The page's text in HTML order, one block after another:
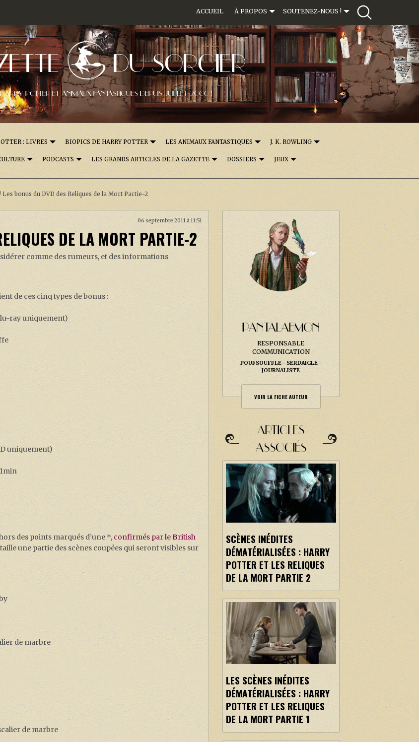
ACCUEIL À PROPOS SOUTENEZ-NOUS !
DU SORCIER
POTTER ET ANIMAUX FANTASTIQUES DEPUIS JUILLET 2000 !
: LIVRES BIOPICS DE HARRY POTTER LES ANIMAUX FANTASTIQUES J. K. ROWLING
PODCASTS LES GRANDS ARTICLES DE LA GAZETTE DOSSIERS JEUX
/ Les bonus du DVD des Reliques de la Mort Partie-2
06 septembre 2011 à 11:51
DE LA MORT PARTIE-2
comme des rumeurs, et des informations
de ces cinq types de bonus :
ray uniquement)
uniquement)
des points marqués d’une *,confirmés par leBritish
une partie des scènes coupées qui seront visibles sur
de marbre
de marbre
PANTALAEMON
RESPONSABLE
COMMUNICATION
POUFSOUFFLE
SERDAIGLE
JOURNALISTE
VOIR LA FICHE AUTEUR
ARTICLES
ASSOCIÉS
SCÈNES INÉDITES
DÉMATÉRIALISÉES : HARRY
POTTER ET LES RELIQUES
DE LA MORT PARTIE 2
LES SCÈNES INÉDITES
DÉMATÉRIALISÉES : HARRY
POTTER ET LES RELIQUES
DE LA MORT PARTIE 1